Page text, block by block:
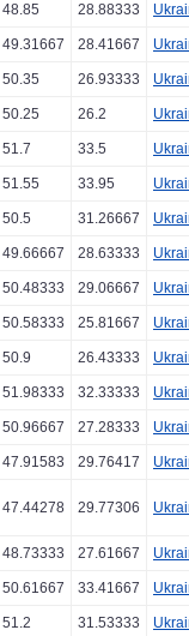
48.85 28.88333
49.31667 28.41667
50.35 26.93333
50.25 26.2
51.7 33.5
51.55 33.95
50.5 31.26667
49.66667 28.63333
50.48333 29.06667
50.58333 25.81667
50.9 26.43333
51.98333 32.33333
50.96667 27.28333
47.91583 29.76417
47.44278 29.77306
48.73333 27.61667
50.61667 33.41667
51.2 31.53333